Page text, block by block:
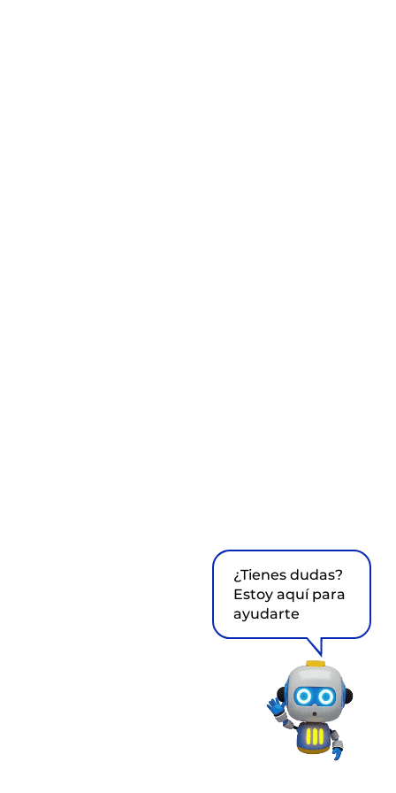
¿Tienes dudas?
Estoy aquí para
ayudarte